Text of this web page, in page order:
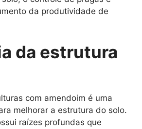
da produtividade de
da estrutura
com amendoim é uma
melhorar a estrutura do solo.
raízes profundas que